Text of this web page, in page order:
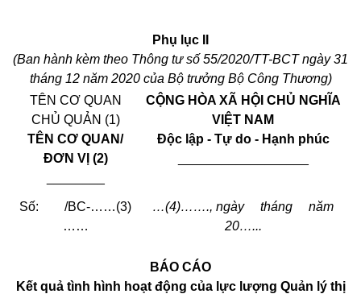
Phụ lục II
(Ban hành kèm theo Thông tư số 55/2020/TT-BCT ngày 31
tháng 12 năm 2020 của Bộ trưởng Bộ Công Thương)
TÊN CƠ QUAN
CHỦ QUẢN (1)
TÊN CƠ QUAN/
ĐƠN VỊ (2)
CỘNG HÒA XÃ HỘI CHỦ NGHĨA
VIỆT NAM
Độc lập - Tự do - Hạnh phúc
Số: /BC-……(3)
……
…(4)……., ngày tháng năm
20…...
BÁO CÁO
Kết quả tình hình hoạt động của lực lượng Quản lý thị